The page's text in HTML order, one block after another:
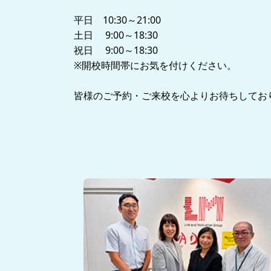
平日 10:30～21:00
土日 9:00～18:30
祝日 9:00～18:30
※開校時間帯にお気を付けください。
皆様のご予約・ご来校を心よりお待ちしてお